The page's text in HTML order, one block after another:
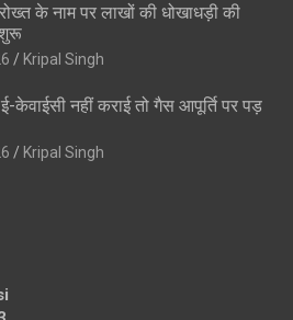
के नाम पर लाखों की धोखाधड़ी की
Kripal Singh
नहीं कराई तो गैस आपूर्ति पर पड़
Kripal Singh